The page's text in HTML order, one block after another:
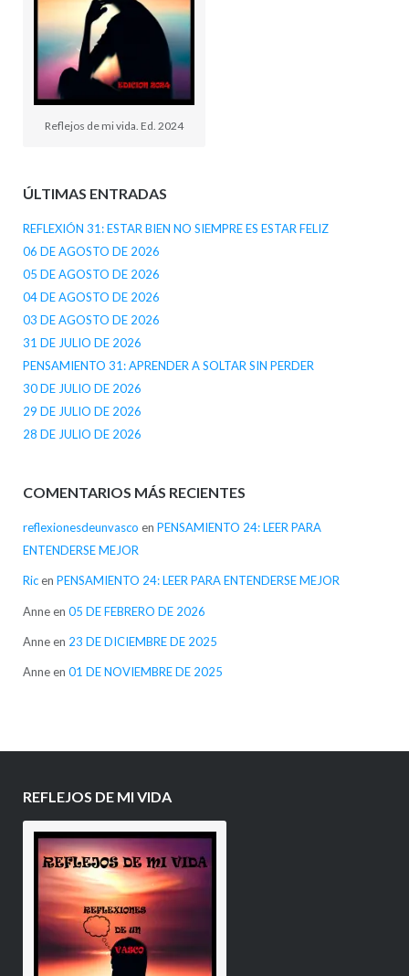
Reflejos de mi vida. Ed. 2024
ÚLTIMAS ENTRADAS
REFLEXIÓN 31: ESTAR BIEN NO SIEMPRE ES ESTAR FELIZ
06 DE AGOSTO DE 2026
05 DE AGOSTO DE 2026
04 DE AGOSTO DE 2026
03 DE AGOSTO DE 2026
31 DE JULIO DE 2026
PENSAMIENTO 31: APRENDER A SOLTAR SIN PERDER
30 DE JULIO DE 2026
29 DE JULIO DE 2026
28 DE JULIO DE 2026
COMENTARIOS MÁS RECIENTES
reflexionesdeunvasco en PENSAMIENTO 24: LEER PARA
ENTENDERSE MEJOR
Ricen PENSAMIENTO 24: LEER PARA ENTENDERSE MEJOR
Anneen 05 DE FEBRERO DE 2026
Anneen 23 DE DICIEMBRE DE 2025
Anneen 01 DE NOVIEMBRE DE 2025
REFLEJOS DE MI VIDA